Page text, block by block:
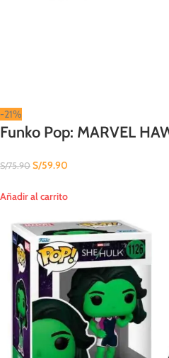
-21%
Funko Pop: MARVEL
S/75.90 S/59.90
Añadir al carrito